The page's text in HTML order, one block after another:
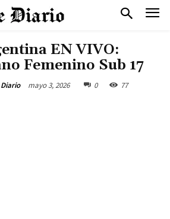
EN VIVO:
Femenino Sub 17
mayo 3, 2026 0 77